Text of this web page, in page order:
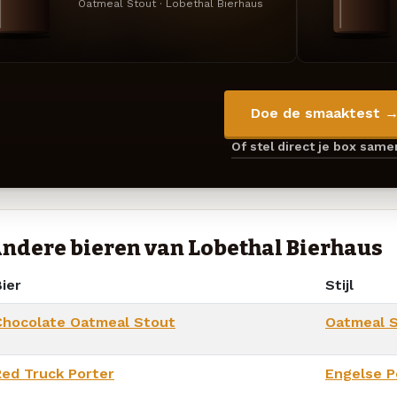
Oatmeal Stout · Lobethal Bierhaus
Doe de smaaktest →
Of stel direct je box
bieren van Lobethal Bierhaus
Stijl
Oatmeal Stout Oatmeal
Truck Porter Engelse